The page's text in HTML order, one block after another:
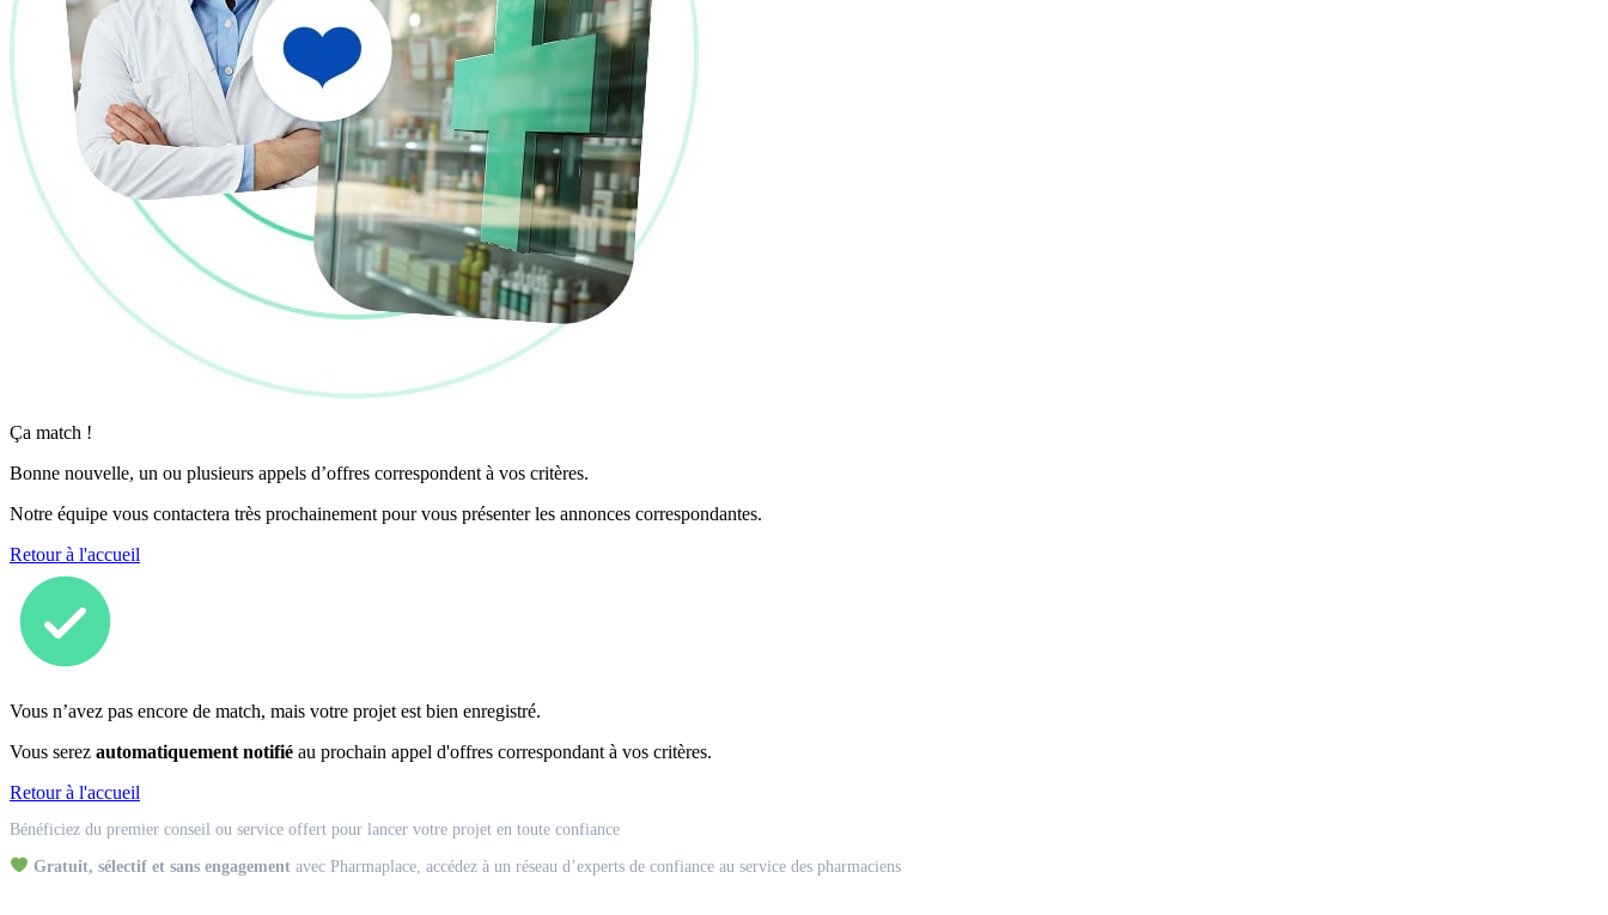
Ça match !
Bonne nouvelle, un ou plusieurs appels d’offres correspondent à vos critères.
Notre équipe vous contactera très prochainement pour vous présenter les annonces correspondantes.
Retour à l'accueil
Vous n’avez pas encore de match, mais votre projet est bien enregistré.
Vous serez automatiquement notifié au prochain appel d'offres correspondant à vos critères.
Retour à l'accueil
Expert
Bénéficiez du premier conseil ou service offert pour lancer votre projet en toute confiance
Gratuit, sélectif et sans engagementavec Pharmaplace, accédez à un réseau d’experts de confiance au service des pharmaciens